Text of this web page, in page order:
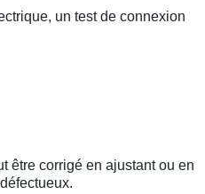
un test de connexion
être corrigé en ajustant ou en